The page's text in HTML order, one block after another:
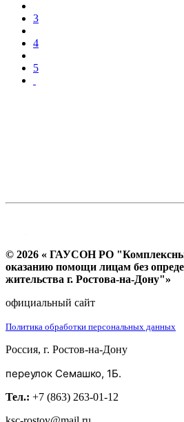
3
4
5
© 2026 « ГАУСОН РО
оказанию помощи лицам без
жительства г. Ростова-на-Дону"»
официальный сайт
Политика обработки персональных данных
Россия, г. Ростов-на-Дону
переулок Семашко, 1Б.
Тел.: +7 (863) 263-01-12